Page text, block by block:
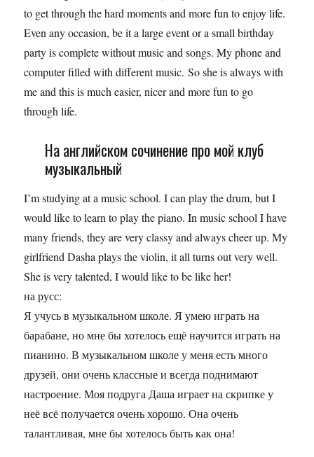
to get through the hard moments and more fun to enjoy life.
Even any occasion, be it a large event or a small birthday
party is complete without music and songs. My phone and
computer filled with different music. So she is always with
me and this is much easier, nicer and more fun to go
through life.
На английском сочинение про мой клуб
музыкальный
I’m studying at a music school. I can play the drum, but I
would like to learn to play the piano. In music school I have
many friends, they are very classy and always cheer up. My
girlfriend Dasha plays the violin, it all turns out very well.
She is very talented, I would like to be like her!
на русс:
Я учусь в музыкальном школе. Я умею играть на
барабане, но мне бы хотелось ещё научится играть на
пианино. В музыкальном школе у меня есть много
друзей, они очень классные и всегда поднимают
настроение. Моя подруга Даша играет на скрипке у
неё всё получается очень хорошо. Она очень
талантливая, мне бы хотелось быть как она!